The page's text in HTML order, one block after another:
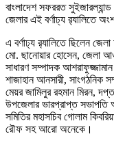
বাংলাদেশ সফররত
জেলার এই বর্ণাঢ্য র‍্যালিতে
এ বর্ণাঢ্য র‍্যালিতে ছিলেন
মো. ছানোয়ার হোসেন, জেলা
সাধারণ সম্পাদক
শাজাহান আনসারী, সাংগঠনিক
মেয়র জামিলুর রহমান মিরন,
উপজেলার ভারপ্রাপ্ত সভাপতি
সমিতির মহাসচিব গোলাম
রৌফ সহ আরো অনেকে।